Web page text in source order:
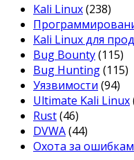
Kali Linux(238)
Kali Linux для
Bug Bounty(115)
Bug Hunting(115)
Уязвимости (94)
Ultimate Kali Linux
Rust(46)
DVWA(44)
Охота за